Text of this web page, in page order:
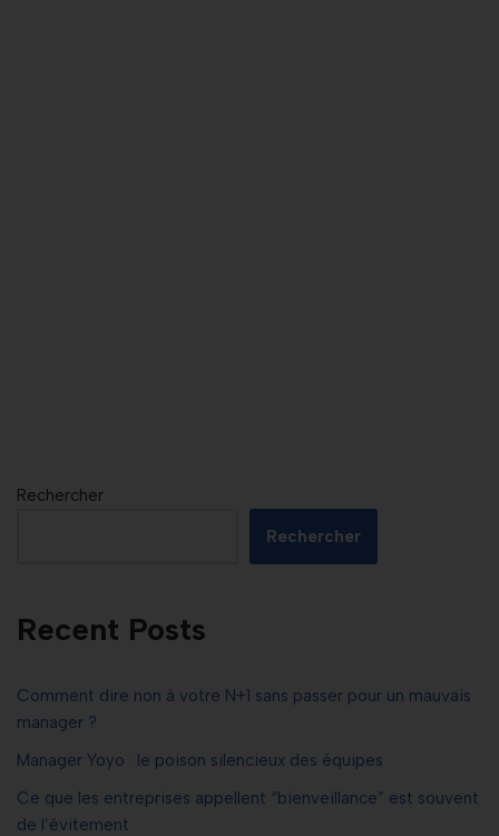
Rechercher
Rechercher
Recent Posts
Comment dire non à votre N+1 sans passer pour un mauvais
manager ?
Manager Yoyo : le poison silencieux des équipes
Ce que les entreprises appellent “bienveillance” est souvent
de l’évitement